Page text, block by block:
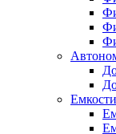
Емкости